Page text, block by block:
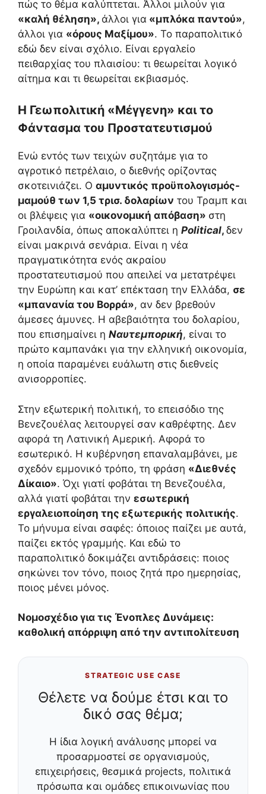
πώς το θέμα καλύπτεται. Άλλοι μιλούν για
«καλή θέληση», άλλοι για «μπλόκα παντού»,
άλλοι για «όρους Μαξίμου». Το παραπολιτικό
εδώ δεν είναι σχόλιο. Είναι εργαλείο
πειθαρχίας του πλαισίου: τι θεωρείται λογικό
αίτημα και τι θεωρείται εκβιασμός.
Η Γεωπολιτική «Μέγγενη» και το
Φάντασμα του Προστατευτισμού
Ενώ εντός των τειχών συζητάμε για το
αγροτικό πετρέλαιο, ο διεθνής ορίζοντας
σκοτεινιάζει. Ο αμυντικός προϋπολογισμός-
μαμούθ των 1,5 τρισ. δολαρίων του Τραμπ και
οι βλέψεις για «οικονομική απόβαση» στη
Γροιλανδία, όπως αποκαλύπτει η Political, δεν
είναι μακρινά σενάρια. Είναι η νέα
πραγματικότητα ενός ακραίου
προστατευτισμού που απειλεί να μετατρέψει
την Ευρώπη και κατ’ επέκταση την Ελλάδα, σε
«μπανανία του Βορρά», αν δεν βρεθούν
άμεσες άμυνες. Η αβεβαιότητα του δολαρίου,
που επισημαίνει η Ναυτεμπορική, είναι το
πρώτο καμπανάκι για την ελληνική οικονομία,
η οποία παραμένει ευάλωτη στις διεθνείς
ανισορροπίες.
Στην εξωτερική πολιτική, το επεισόδιο της
Βενεζουέλας λειτουργεί σαν καθρέφτης. Δεν
αφορά τη Λατινική Αμερική. Αφορά το
εσωτερικό. Η κυβέρνηση επαναλαμβάνει, με
σχεδόν εμμονικό τρόπο, τη φράση «Διεθνές
Δίκαιο». Όχι γιατί φοβάται τη Βενεζουέλα,
αλλά γιατί φοβάται την εσωτερική
εργαλειοποίηση της εξωτερικής πολιτικής.
Το μήνυμα είναι σαφές: όποιος παίζει με αυτά,
παίζει εκτός γραμμής. Και εδώ το
παραπολιτικό δοκιμάζει αντιδράσεις: ποιος
σηκώνει τον τόνο, ποιος ζητά προ ημερησίας,
ποιος μένει μόνος.
Νομοσχέδιο για τις Ένοπλες Δυνάμεις:
καθολική απόρριψη από την αντιπολίτευση
STRATEGIC USE CASE
Θέλετε να δούμε έτσι και το
δικό σας θέμα;
Η ίδια λογική ανάλυσης μπορεί να
προσαρμοστεί σε οργανισμούς,
επιχειρήσεις, θεσμικά projects, πολιτικά
πρόσωπα και ομάδες επικοινωνίας που